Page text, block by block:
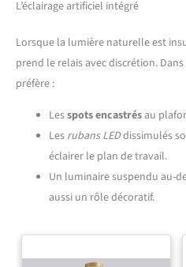
L’éclairage artificiel intégré
Lorsque la lumière naturelle est
prend le relais avec discrétion.
préfère :
Lesspots encastrésau
Les rubans LEDdissimulés
éclairer le plan de travail.
Un luminaire suspendu au-
aussi un rôle décoratif.